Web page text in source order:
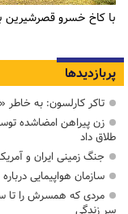
با کاخ خسرو قصرشیرین
پربازدیدها
تاکر کارلسون: به
زن پیراهن امضاشده
طلاق داد
جنگ زمینی ایران و
سازمان هواپیمایی درباره بلیت ۲۱ میلیونی تهران -
مردی که همسرش را تا
سر زندگی